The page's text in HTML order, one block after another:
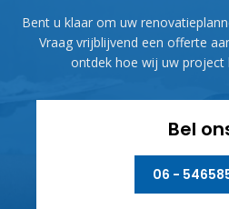
Bent u klaar om uw
Vraag vrijblijvend een offerte
ontdek hoe wij uw project
Bel
06 -